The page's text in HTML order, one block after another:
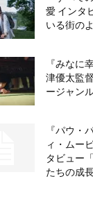
愛 インタ
いる街の
『みなに
津優太監
ージャン
『パウ・
ィ・ムー
タビュー
たちの成